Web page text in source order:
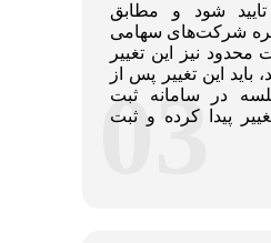
شود و مطابق
شرکت‌های سهامی
نیز این تغییر
باید این تغییر پس از
در سامانه ثبت
پیدا کرده و ثبت
03